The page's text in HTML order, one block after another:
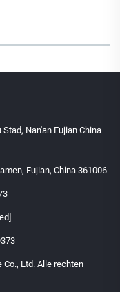
Nan'an Fujian China
Fujian, China 361006
Ltd. Alle rechten